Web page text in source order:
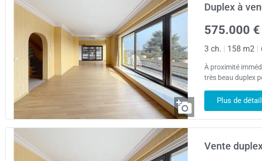
Duplex à
575.000 €
3 ch. | 158 m2 |
À proximité
très beau duplex
Plus de
Vente